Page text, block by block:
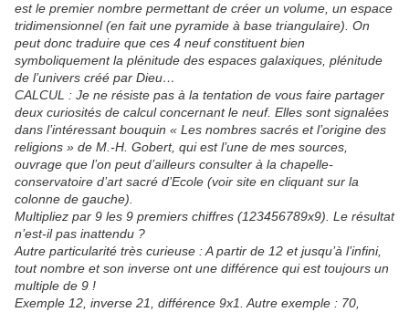
est le premier nombre permettant de créer un volume, un espace
tridimensionnel (en fait une pyramide à base triangulaire). On
peut donc traduire que ces 4 neuf constituent bien
symboliquement la plénitude des espaces galaxiques, plénitude
de l’univers créé par Dieu…
CALCUL : Je ne résiste pas à la tentation de vous faire partager
deux curiosités de calcul concernant le neuf. Elles sont signalées
dans l’intéressant bouquin « Les nombres sacrés et l’origine des
religions » de M.-H. Gobert, qui est l’une de mes sources,
ouvrage que l’on peut d’ailleurs consulter à la chapelle-
conservatoire d’art sacré d’Ecole (voir site en cliquant sur la
colonne de gauche).
Multipliez par 9 les 9 premiers chiffres (123456789x9). Le résultat
n’est-il pas inattendu ?
Autre particularité très curieuse : A partir de 12 et jusqu’à l’infini,
tout nombre et son inverse ont une différence qui est toujours un
multiple de 9 !
Exemple 12, inverse 21, différence 9x1. Autre exemple : 70,